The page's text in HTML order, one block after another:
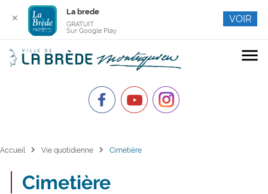
menu
Accueil chevron_right Vie quotidienne chevron_right Cimetière
Cimetière
✕
La brede
GRATUIT
Sur Google Play
VOIR